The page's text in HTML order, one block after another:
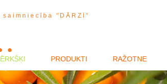
"DĀRZI"
PRODUKTI RAŽOTNE